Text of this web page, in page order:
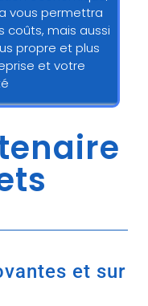
vous permettra
coûts, mais aussi
propre et plus
et votre
et sur